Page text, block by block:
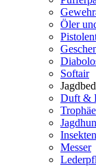
Öler
Softair
Duft &
Messer